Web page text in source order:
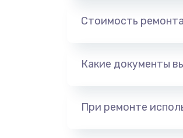
Стоимость
Какие документы
При ремонте